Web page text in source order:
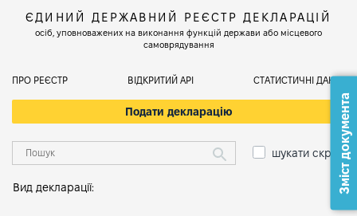
ЄДИНИЙ ДЕРЖАВНИЙ РЕЄСТР ДЕКЛАРАЦІЙ
осіб, уповноважених на виконання функцій держави або місцевого
самоврядування
ПРО РЕЄСТР ВІДКРИТИЙ АРІ СТАТИСТИЧНІ ДАНІ
Подати декларацію
шукати скрізь
Вид декларації: Зміст документа